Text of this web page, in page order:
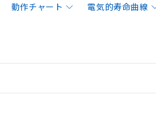
動作チャート
電気的寿命曲線